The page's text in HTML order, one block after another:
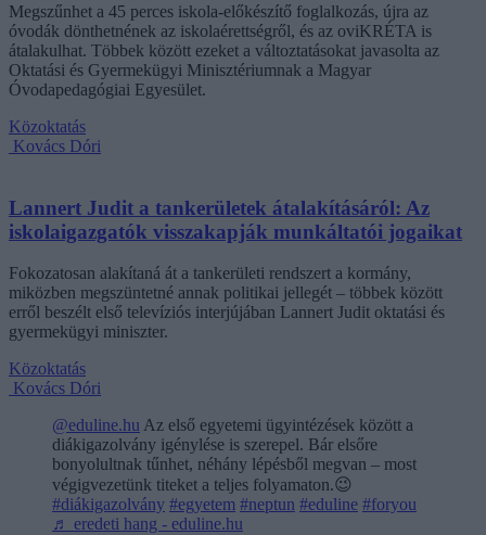
Megszűnhet a 45 perces iskola-előkészítő foglalkozás, újra az
óvodák dönthetnének az iskolaérettségről, és az oviKRÉTA is
átalakulhat. Többek között ezeket a változtatásokat javasolta az
Oktatási és Gyermekügyi Minisztériumnak a Magyar
Óvodapedagógiai Egyesület.
Közoktatás
Kovács Dóri
Lannert Judit a tankerületek átalakításáról: Az
iskolaigazgatók visszakapják munkáltatói jogaikat
Fokozatosan alakítaná át a tankerületi rendszert a kormány,
miközben megszüntetné annak politikai jellegét – többek között
erről beszélt első televíziós interjújában Lannert Judit oktatási és
gyermekügyi miniszter.
Közoktatás
Kovács Dóri
@eduline.hu Az első egyetemi ügyintézések között a
diákigazolvány igénylése is szerepel. Bár elsőre
bonyolultnak tűnhet, néhány lépésből megvan – most
végigvezetünk titeket a teljes folyamaton.😉
#diákigazolvány #egyetem #neptun #eduline #foryou
♬ eredeti hang - eduline.hu